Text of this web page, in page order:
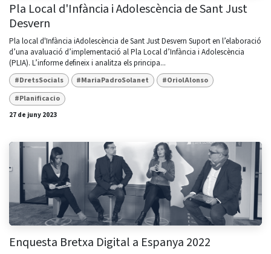
Pla Local d'Infància i Adolescència de Sant Just
Desvern
Pla local d'Infància iAdolescència de Sant Just Desvern Suport en l’elaboració
d’una avaluació d’implementació al Pla Local d’Infància i Adolescència
(PLIA). L’informe defineix i analitza els principa...
#DretsSocials #MariaPadroSolanet
#OriolAlonso
#Planificacio
27 de juny 2023
Enquesta Bretxa Digital a Espanya 2022